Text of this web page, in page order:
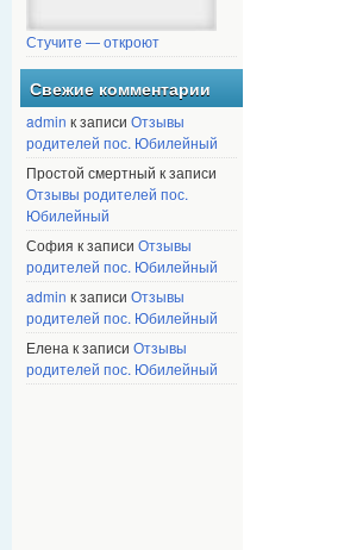
Стучите — откроют
Свежие комментарии
admin к записи Отзывы
родителей пос. Юбилейный
Простой смертный к записи
Отзывы родителей пос.
Юбилейный
София к записи Отзывы
родителей пос. Юбилейный
admin к записи Отзывы
родителей пос. Юбилейный
Елена к записи Отзывы
родителей пос. Юбилейный